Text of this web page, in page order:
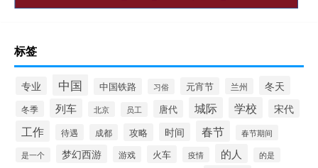
标签
专业 中国 中国铁路 习俗 元宵节 兰州 冬天
冬季 列车 北京 员工 唐代 城际 学校 宋代
工作 待遇 成都 攻略 时间 春节 春节期间
是一个 梦幻西游 游戏 火车 疫情 的人 的是